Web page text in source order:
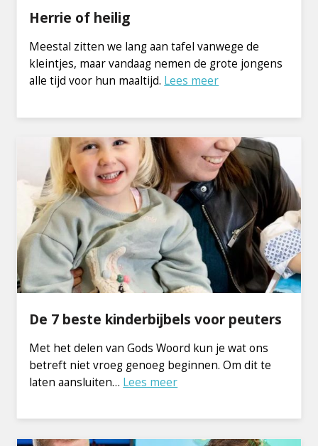
Herrie of heilig
Meestal zitten we lang aan tafel vanwege de
kleintjes, maar vandaag nemen de grote jongens
alle tijd voor hun maaltijd. Lees meer
De 7 beste kinderbijbels voor peuters
Met het delen van Gods Woord kun je wat ons
betreft niet vroeg genoeg beginnen. Om dit te
laten aansluiten… Lees meer